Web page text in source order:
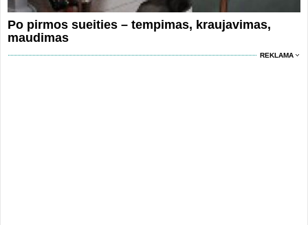
Po pirmos sueities – tempimas, kraujavimas,
maudimas
REKLAMA